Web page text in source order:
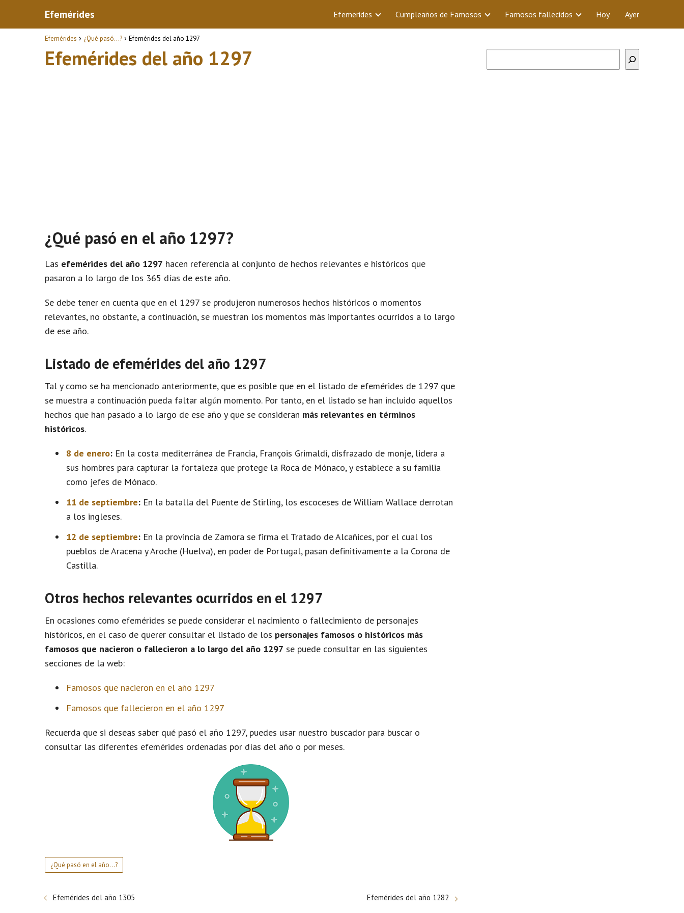
Efemérides Efemerides Cumpleaños de Famosos Famosos fallecidos Hoy Ayer
Efemérides ¿Qué pasó...? Efemérides del año 1297
Efemérides del año 1297
¿Qué pasó en el año 1297?
Las efemérides del año 1297 hacen referencia al conjunto de hechos relevantes e históricos que
pasaron a lo largo de los 365 días de este año.
Se debe tener en cuenta que en el 1297 se produjeron numerosos hechos históricos o momentos
relevantes, no obstante, a continuación, se muestran los momentos más importantes ocurridos a lo largo
de ese año.
Listado de efemérides del año 1297
Tal y como se ha mencionado anteriormente, que es posible que en el listado de efemérides de 1297 que
se muestra a continuación pueda faltar algún momento. Por tanto, en el listado se han incluido aquellos
hechos que han pasado a lo largo de ese año y que se consideran más relevantes en términos
históricos.
8 de enero: En la costa mediterránea de Francia, François Grimaldi, disfrazado de monje, lidera a
sus hombres para capturar la fortaleza que protege la Roca de Mónaco, y establece a su familia
como jefes de Mónaco.
11 de septiembre: En la batalla del Puente de Stirling, los escoceses de William Wallace derrotan
a los ingleses.
12 de septiembre: En la provincia de Zamora se firma el Tratado de Alcañices, por el cual los
pueblos de Aracena y Aroche (Huelva), en poder de Portugal, pasan definitivamente a la Corona de
Castilla.
Otros hechos relevantes ocurridos en el 1297
En ocasiones como efemérides se puede considerar el nacimiento o fallecimiento de personajes
históricos, en el caso de querer consultar el listado de los personajes famosos o históricos más
famosos que nacieron o fallecieron a lo largo del año 1297 se puede consultar en las siguientes
secciones de la web:
Famosos que nacieron en el año 1297
Famosos que fallecieron en el año 1297
Recuerda que si deseas saber qué pasó el año 1297, puedes usar nuestro buscador para buscar o
consultar las diferentes efemérides ordenadas por días del año o por meses.
¿Qué pasó en el año...?
Efemérides del año 1305 Efemérides del año 1282